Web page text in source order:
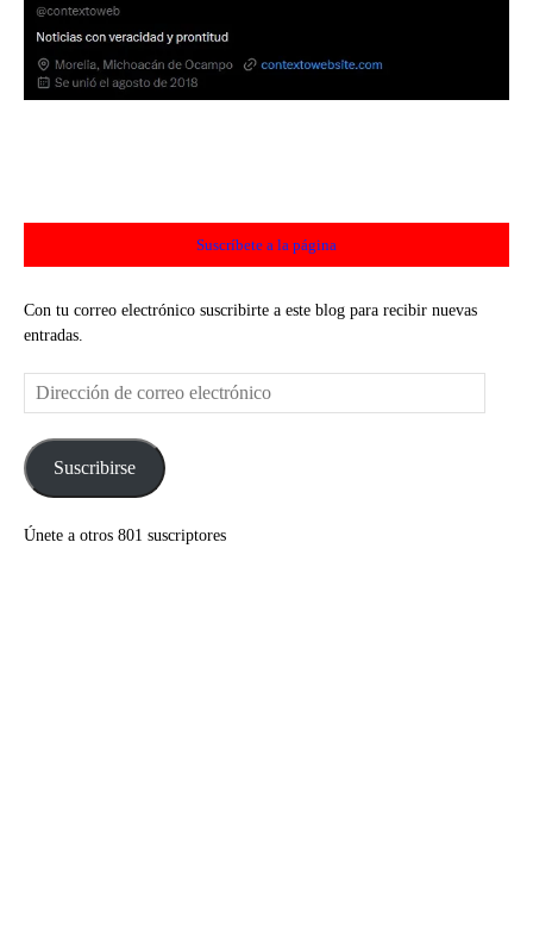
Suscríbete a la página
Con tu correo electrónico suscribirte a este blog para recibir nuevas
entradas.
Dirección
de
electrónicoSuscribirse
Únete a otros 801 suscriptores